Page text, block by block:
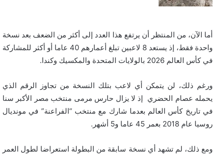
أما الآن، من المنتظر أن يرتفع هذا العدد إلى أكثر من الضعف بعد نسخة
واحدة فقط، إذ يستعد 8 لاعبين تبلغ أعمارهم 40 عاما أو أكثر للمشاركة
في كأس العالم 2026 بالولايات المتحدة والمكسيك وكندا.
ورغم ذلك، لن يتمكن أي لاعب بتلك النسخة من تجاوز الرقم الذي
يحمله عصام الحضري إذ لا يزال حارس مرمى منتخب مصر الأكبر سنا
في تاريخ كأس العالم بعدما شارك مع منتخب “الفراعنة” في مونديال
روسيا عام 2018 بعمر 45 عاما و5 أشهر.
ومع ذلك، لم تشهد أي نسخة سابقة من البطولة استعراضا لطول العمر